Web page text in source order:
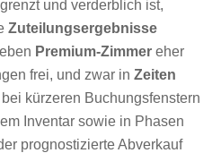
und verderblich ist,
Zuteilungsergebnisse
Premium-Zimmer eher
frei, und zwar inZeiten
bei kürzeren Buchungsfenstern
Inventar sowie in Phasen
prognostizierte Abverkauf